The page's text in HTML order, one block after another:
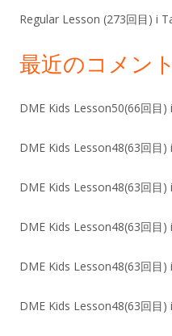
Regular Lesson (273回目) i
最近のコメント
DME Kids Lesson50(66回目)
DME Kids Lesson48(63回目)
DME Kids Lesson48(63回目)
DME Kids Lesson48(63回目)
DME Kids Lesson48(63回目)
DME Kids Lesson48(63回目)